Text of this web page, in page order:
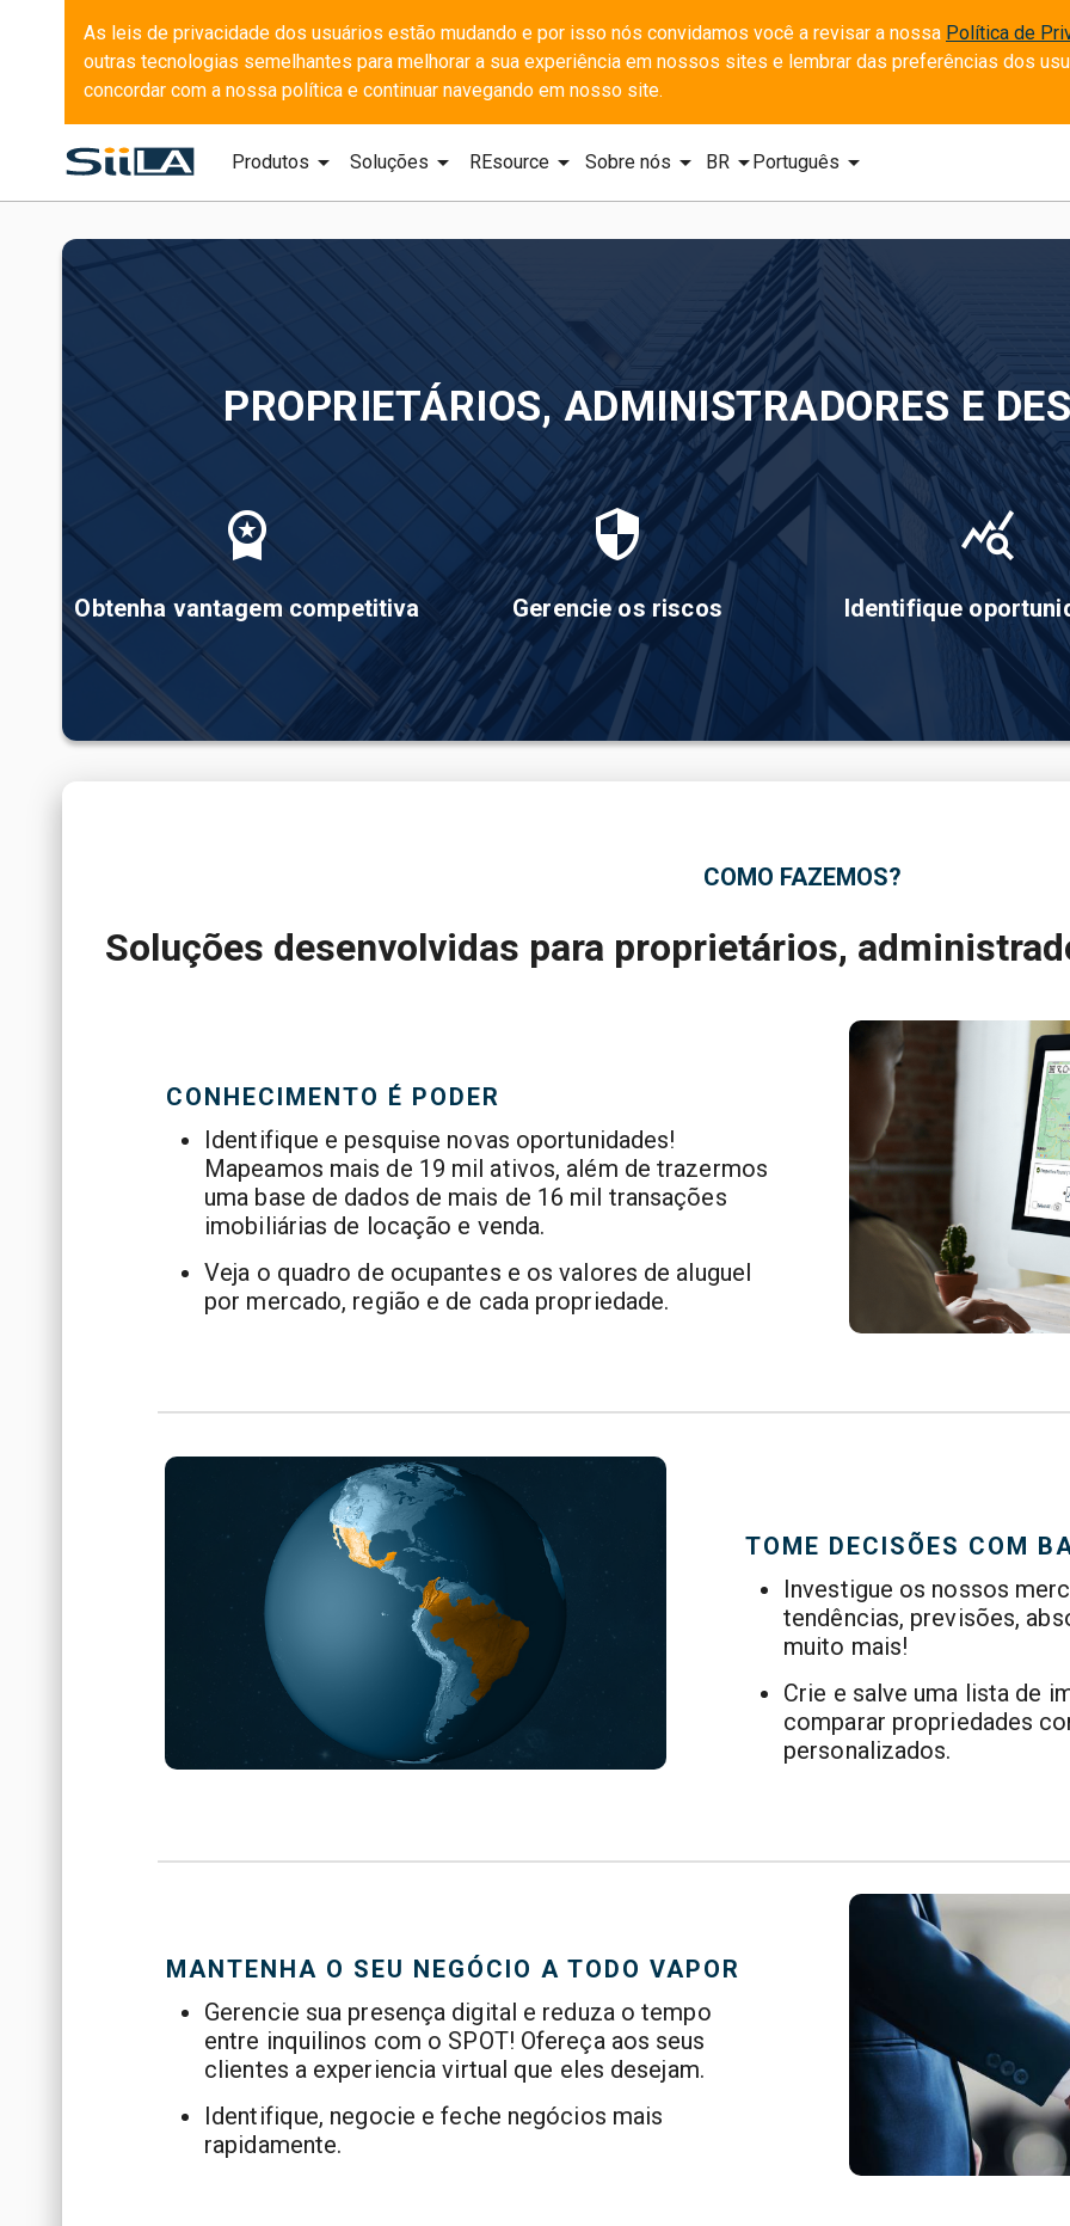
As leis de privacidade dos usuários estão mudando e por isso nós convidamos você a revisar a nossa Política de
outras tecnologias semelhantes para melhorar a sua experiência em nossos sites e lembrar das preferências dos
concordar com a nossa política e continuar navegando em nosso site.
Produtos arrow_drop_down Soluções arrow_drop_down REsourcearrow_drop_down Sobre nós arrow_drop_down BR arrow_drop_downPortuguês arrow_drop_down
PROPRIETÁRIOS, ADMINISTRADORES E
workspace_premium
Obtenha vantagem competitiva
security
Gerencie os riscos
query_stats
Identifique
COMO FAZEMOS?
Soluções desenvolvidas para proprietários,
CONHECIMENTO É PODER
Identifique e pesquise novas oportunidades!
Mapeamos mais de 19 mil ativos, além de trazermos
uma base de dados de mais de 16 mil transações
imobiliárias de locação e venda.
Veja o quadro de ocupantes e os valores de aluguel
por mercado, região e de cada propriedade.
TOME DECISÕES COM
Investigue os nossos
tendências, previsões,
muito mais!
Crie e salve uma lista de
comparar propriedades
personalizados.
MANTENHA O SEU NEGÓCIO A TODO VAPOR
Gerencie sua presença digital e reduza o tempo
entre inquilinos com o SPOT! Ofereça aos seus
clientes a experiencia virtual que eles desejam.
Identifique, negocie e feche negócios mais
rapidamente.